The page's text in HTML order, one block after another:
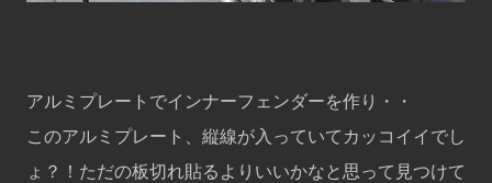
アルミプレートでインナーフェンダーを作り・・
このアルミプレート、縦線が入っていてカッコイイでし
ょ？！ただの板切れ貼るよりいいかなと思って見つけて